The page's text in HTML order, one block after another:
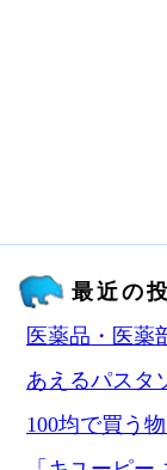
最近の
医薬品・医薬
あえるパスタ
100均で買う